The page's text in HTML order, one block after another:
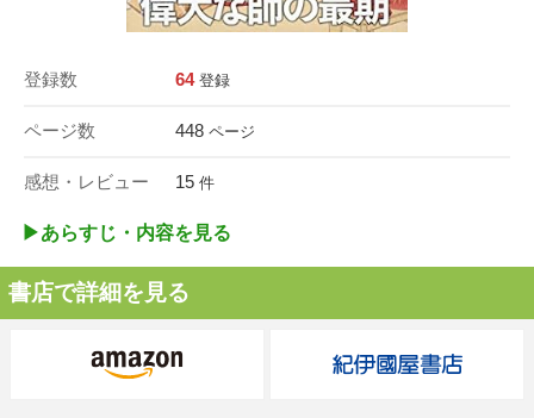
登録数 64 登録
ページ数 448 ページ
感想・レビュー 15 件
▶︎あらすじ・内容を見る
書店で詳細を見る